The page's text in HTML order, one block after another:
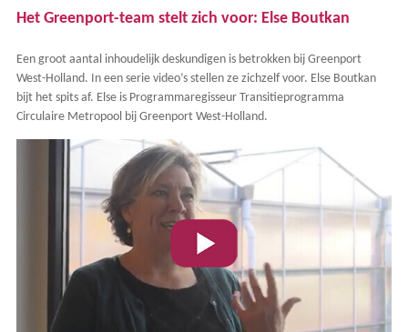
Het Greenport-team stelt zich voor: Else Boutkan
Een groot aantal inhoudelijk deskundigen is betrokken bij Greenport
West-Holland. In een serie video’s stellen ze zichzelf voor. Else Boutkan
bijt het spits af. Else is Programmaregisseur Transitieprogramma
Circulaire Metropool bij Greenport West-Holland.